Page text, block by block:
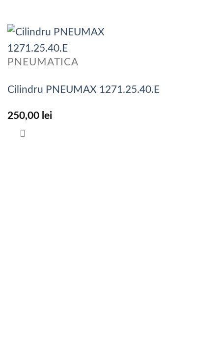
PNEUMATICA
Cilindru PNEUMAX 1271.25.40.E
250,00 lei